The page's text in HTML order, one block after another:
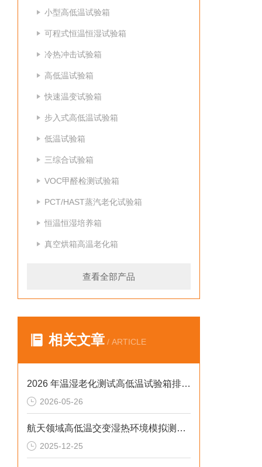
小型高低温试验箱
可程式恒温恒湿试验箱
冷热冲击试验箱
高低温试验箱
快速温变试验箱
步入式高低温试验箱
低温试验箱
三综合试验箱
VOC甲醛检测试验箱
PCT/HAST蒸汽老化试验箱
恒温恒湿培养箱
真空烘箱高温老化箱
查看全部产品
相关文章 / ARTICLE
2026 年温湿老化测试高低温试验箱排行榜：破解精度差、数据无效等行业痛点
2026-05-26
航天领域高低温交变湿热环境模拟测试解决方案
2025-12-25